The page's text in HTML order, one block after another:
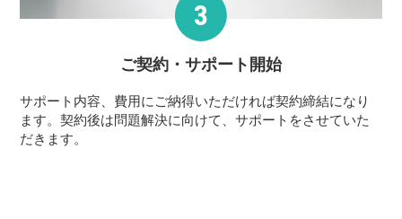
ご契約・サポート 開始
サポート内容、費用にご納得いただければ契約締結になり
ます。契約後は問題解決に向けて、サポートをさせていた
だきます。